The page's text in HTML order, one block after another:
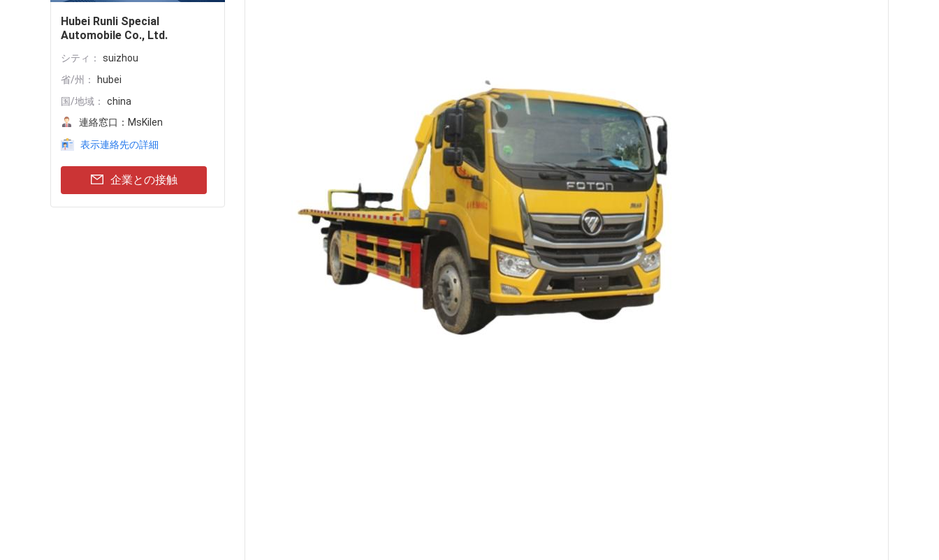
Hubei Runli Special
Automobile Co., Ltd.
シティ：
suizhou
省/州：
hubei
国/地域：
china
連絡窓口： MsKilen
表示連絡先の詳細
企業との接触